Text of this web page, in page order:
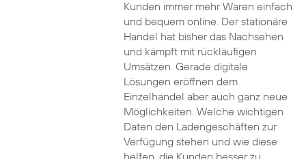
Kunden immer mehr Waren einfach
und bequem online. Der stationäre
Handel hat bisher das Nachsehen
und kämpft mit rückläufigen
Umsätzen. Gerade digitale
Lösungen eröffnen dem
Einzelhandel aber auch ganz neue
Möglichkeiten. Welche wichtigen
Daten den Ladengeschäften zur
Verfügung stehen und wie diese
helfen, die Kunden besser zu